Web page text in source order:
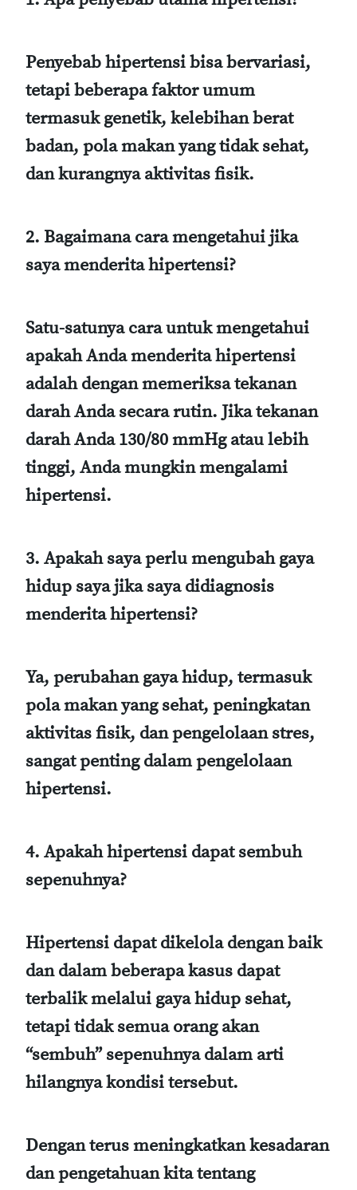
Penyebab hipertensi bisa bervariasi,
tetapi beberapa faktor umum
termasuk genetik, kelebihan berat
badan, pola makan yang tidak sehat,
dan kurangnya aktivitas fisik.
2. Bagaimana cara mengetahui jika
saya menderita hipertensi?
Satu-satunya cara untuk mengetahui
apakah Anda menderita hipertensi
adalah dengan memeriksa tekanan
darah Anda secara rutin. Jika tekanan
darah Anda 130/80 mmHg atau lebih
tinggi, Anda mungkin mengalami
hipertensi.
3. Apakah saya perlu mengubah gaya
hidup saya jika saya didiagnosis
menderita hipertensi?
Ya, perubahan gaya hidup, termasuk
pola makan yang sehat, peningkatan
aktivitas fisik, dan pengelolaan stres,
sangat penting dalam pengelolaan
hipertensi.
4. Apakah hipertensi dapat sembuh
sepenuhnya?
Hipertensi dapat dikelola dengan baik
dan dalam beberapa kasus dapat
terbalik melalui gaya hidup sehat,
tetapi tidak semua orang akan
“sembuh” sepenuhnya dalam arti
hilangnya kondisi tersebut.
Dengan terus meningkatkan kesadaran
dan pengetahuan kita tentang